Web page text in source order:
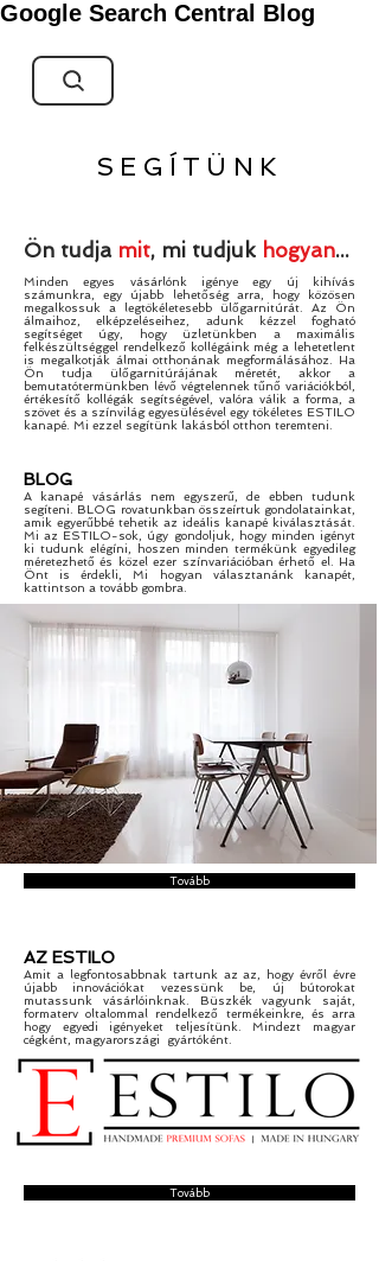
Google Search Central Blog
SEGÍTÜNK
Ön tudja mit, mi tudjuk hogyan...
Minden egyes vásárlónk igénye egy új kihívás
számunkra, egy újabb lehetőség arra, hogy közösen
megalkossuk a legtökéletesebb ülőgarnitúrát. Az Ön
álmaihoz, elképzeléseihez, adunk kézzel fogható
segítséget úgy, hogy üzletünkben a maximális
felkészültséggel rendelkező kollégáink még a lehetetlent
is megalkotják álmai otthonának megformálásához. Ha
Ön tudja ülőgarnitúrájának méretét, akkor a
bemutatótermünkben lévő végtelennek tűnő variációkból,
értékesítő kollégák segítségével, valóra válik a forma, a
szövet és a színvilág egyesülésével egy tökéletes ESTILO
kanapé. Mi ezzel segítünk lakásból otthon teremteni.
BLOG
A kanapé vásárlás nem egyszerű, de ebben tudunk
segíteni. BLOG rovatunkban összeírtuk gondolatainkat,
amik egyerűbbé tehetik az ideális kanapé kiválasztását.
Mi az ESTILO-sok, úgy gondoljuk, hogy minden igényt
ki tudunk elégíni, hoszen minden termékünk egyedileg
méretezhető és közel ezer színvariációban érhető el. Ha
Önt is érdekli, Mi hogyan választanánk kanapét,
kattintson a tovább gombra.
Tovább
AZ ESTILO
Amit a legfontosabbnak tartunk az az, hogy évről évre
újabb innovációkat vezessünk be, új bútorokat
mutassunk vásárlóinknak. Büszkék vagyunk saját,
formaterv oltalommal rendelkező termékeinkre, és arra
hogy egyedi igényeket teljesítünk. Mindezt magyar
cégként, magyarországi gyártóként.
Tovább